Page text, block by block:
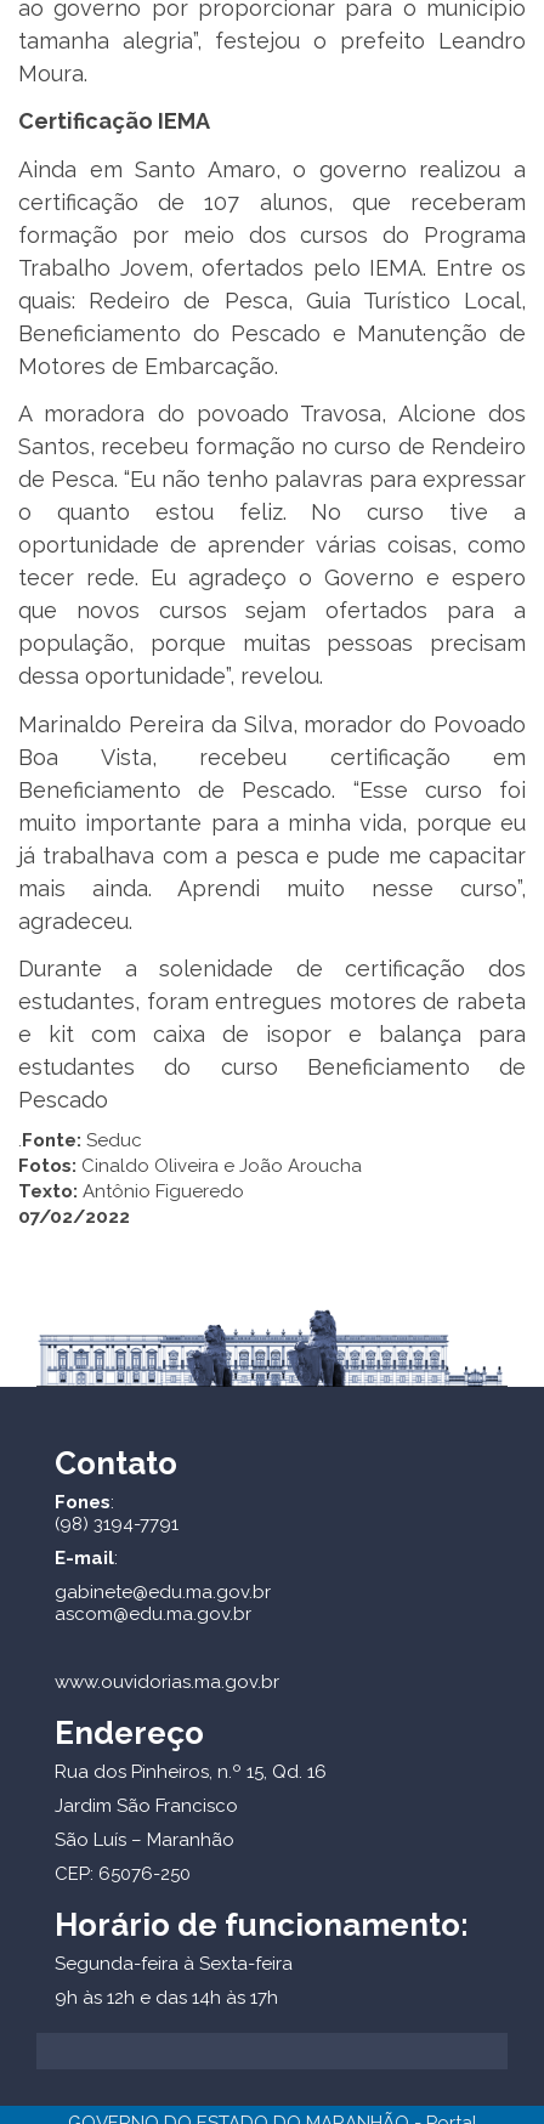
ao governo por proporcionar para o município
tamanha alegria”, festejou o prefeito Leandro
Moura.
Certificação IEMA
Ainda em Santo Amaro, o governo realizou a
certificação de 107 alunos, que receberam
formação por meio dos cursos do Programa
Trabalho Jovem, ofertados pelo IEMA. Entre os
quais: Redeiro de Pesca, Guia Turístico Local,
Beneficiamento do Pescado e Manutenção de
Motores de Embarcação.
A moradora do povoado Travosa, Alcione dos
Santos, recebeu formação no curso de Rendeiro
de Pesca. “Eu não tenho palavras para expressar
o quanto estou feliz. No curso tive a
oportunidade de aprender várias coisas, como
tecer rede. Eu agradeço o Governo e espero
que novos cursos sejam ofertados para a
população, porque muitas pessoas precisam
dessa oportunidade”, revelou.
Marinaldo Pereira da Silva, morador do Povoado
Boa Vista, recebeu certificação em
Beneficiamento de Pescado. “Esse curso foi
muito importante para a minha vida, porque eu
já trabalhava com a pesca e pude me capacitar
mais ainda. Aprendi muito nesse curso”,
agradeceu.
Durante a solenidade de certificação dos
estudantes, foram entregues motores de rabeta
e kit com caixa de isopor e balança para
estudantes do curso Beneficiamento de
Pescado
. Fonte: Seduc
Fotos: Cinaldo Oliveira e João Aroucha
Texto: Antônio Figueredo
07/02/2022
Contato
Fones:
(98) 3194-7791
E-mail:
gabinete@edu.ma.gov.br
ascom@edu.ma.gov.br
www.ouvidorias.ma.gov.br
Endereço
Rua dos Pinheiros, n.º 15, Qd. 16
Jardim São Francisco
São Luís – Maranhão
CEP: 65076-250
Horário de funcionamento:
Segunda-feira à Sexta-feira
9h às 12h e das 14h às 17h